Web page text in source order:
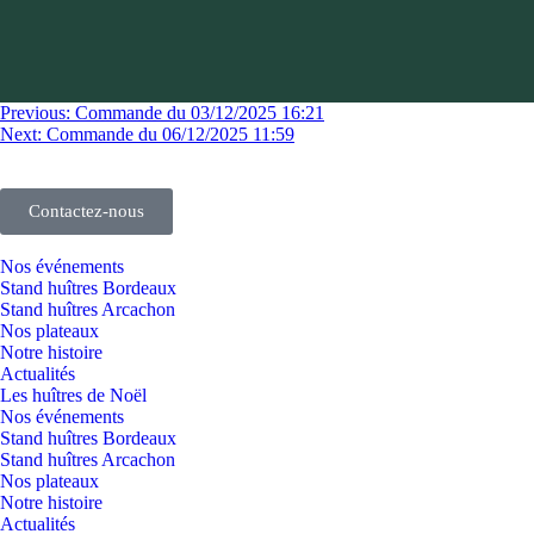
Previous: Commande du 03/12/2025 16:21
Next: Commande du 06/12/2025 11:59
Contactez-nous
Nos événements
Stand huîtres Bordeaux
Stand huîtres Arcachon
Nos plateaux
Notre histoire
Actualités
Les huîtres de Noël
Nos événements
Stand huîtres Bordeaux
Stand huîtres Arcachon
Nos plateaux
Notre histoire
Actualités